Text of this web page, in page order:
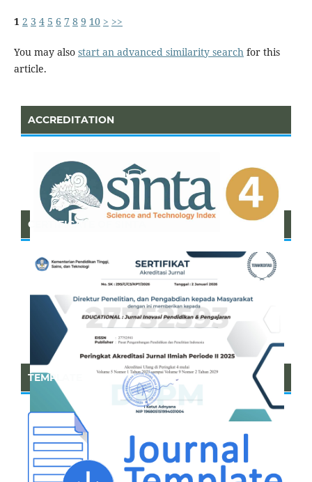
1 2 3 4 5 6 7 8 9 10 > >>
You may also start an advanced similarity searchfor this
article.
ACCREDITATION
CERTIFICATE OF SINTA
TEMPLATE